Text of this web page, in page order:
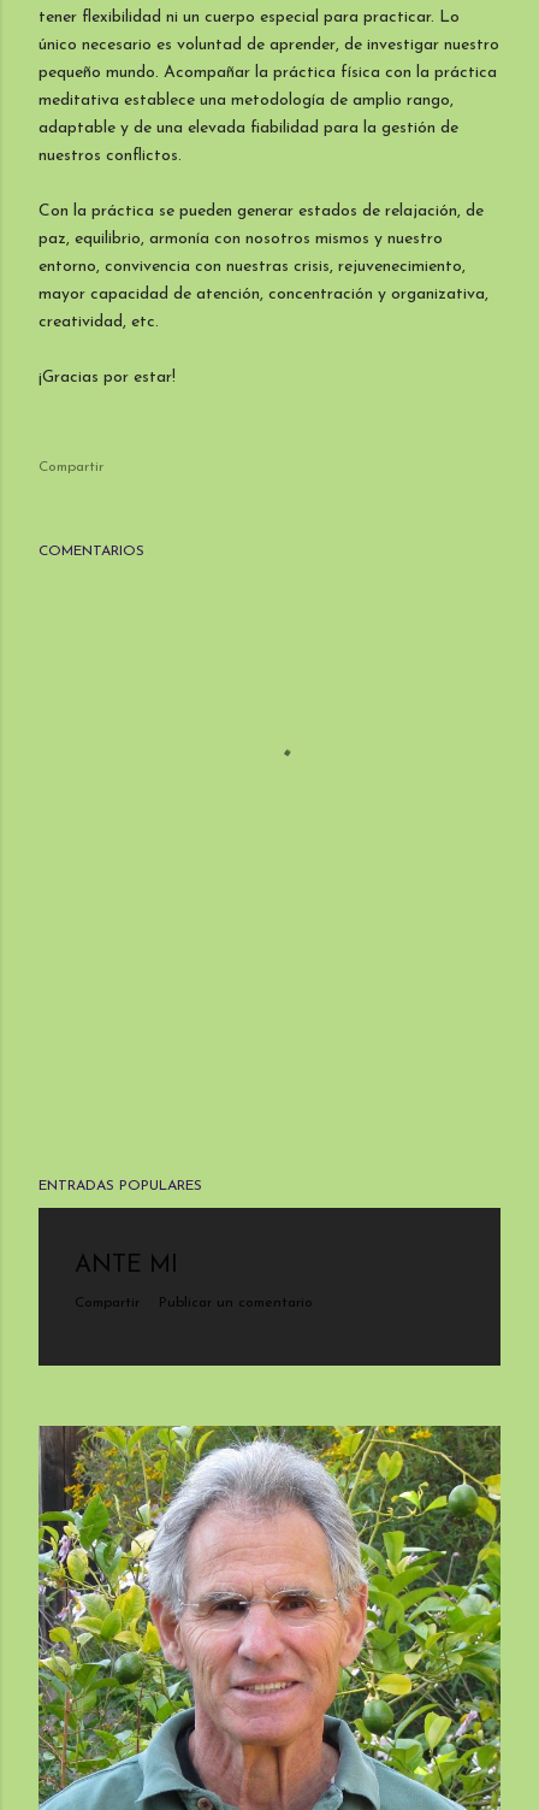
tener flexibilidad ni un cuerpo especial para practicar. Lo
único necesario es voluntad de aprender, de investigar nuestro
pequeño mundo. Acompañar la práctica física con la práctica
meditativa establece una metodología de amplio rango,
adaptable y de una elevada fiabilidad para la gestión de
nuestros conflictos.
Con la práctica se pueden generar estados de relajación, de
paz, equilibrio, armonía con nosotros mismos y nuestro
entorno, convivencia con nuestras crisis, rejuvenecimiento,
mayor capacidad de atención, concentración y organizativa,
creatividad, etc.
¡Gracias por estar!
Compartir
COMENTARIOS
ENTRADAS POPULARES
ANTE MI
Compartir Publicar un comentario